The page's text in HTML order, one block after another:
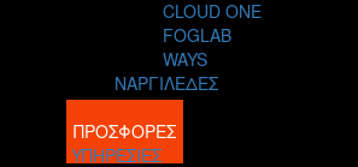
CLOUD ONE
FOGLAB
WAYS
ΝΑΡΓΙΛΕΔΕΣ
BLOG
ΠΡΟΣΦΟΡΕΣ
ΥΠΗΡΕΣΙΕΣ